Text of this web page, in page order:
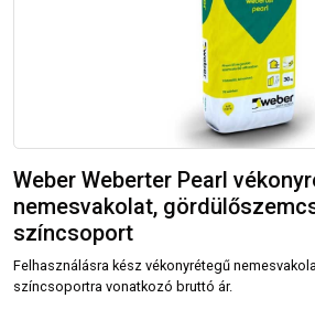
Weber Weberter Pearl
nemesvakolat,
színcsoport
Felhasználásra kész vékonyrétegű
színcsoportra vonatkozó bruttó ár.